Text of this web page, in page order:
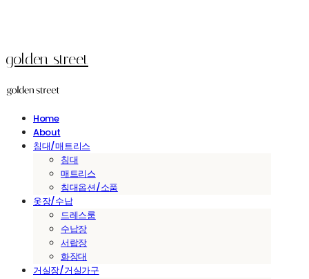
golden street
Home
About
침대/매트리스
침대
매트리스
침대옵션/소품
옷장/수납
드레스룸
수납장
서랍장
화장대
거실장/거실가구